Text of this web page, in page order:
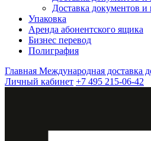
Доставка документов
Упаковка
Аренда абонентского ящика
Бизнес перевод
Полиграфия
Главная Международная доставка
Личный кабинет +7 495 215-06-42